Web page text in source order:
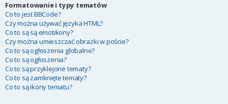
Formatowanie i typy tematów
Co to jest BBCode?
Czy można używać języka HTML?
Co to są są emotikony?
Czy można umieszczać obrazki w poście?
Co to są ogłoszenia globalne?
Co to są ogłoszenia?
Co to są przyklejone tematy?
Co to są zamknięte tematy?
Co to są ikony tematu?